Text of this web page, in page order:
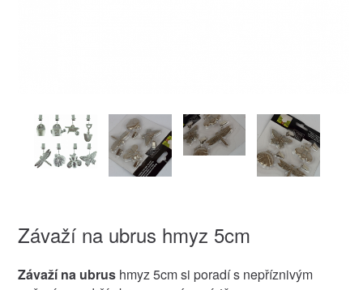
Závaží na ubrus hmyz 5cm
Závaží na ubrushmyz 5cm si poradí s nepříznivým